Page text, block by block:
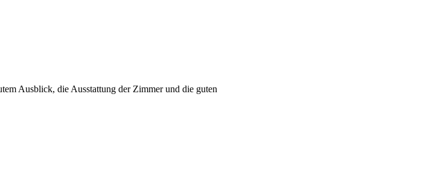
Ausblick, die Ausstattung der Zimmer und die guten